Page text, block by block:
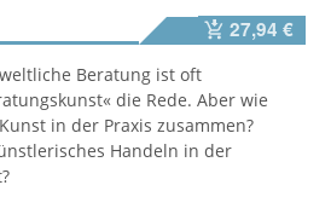
27,94 €
Beratung ist oft
die Rede. Aber wie
in der Praxis zusammen?
Handeln in der